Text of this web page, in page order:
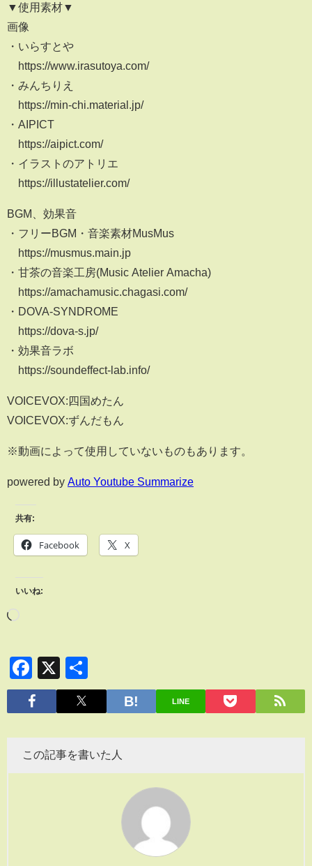
▼使用素材▼
画像
・いらすとや
https://www.irasutoya.com/
・みんちりえ
https://min-chi.material.jp/
・AIPICT
https://aipict.com/
・イラストのアトリエ
https://illustatelier.com/
BGM、効果音
・フリーBGM・音楽素材MusMus
https://musmus.main.jp
・甘茶の音楽工房(Music Atelier Amacha)
https://amachamusic.chagasi.com/
・DOVA-SYNDROME
https://dova-s.jp/
・効果音ラボ
https://soundeffect-lab.info/
VOICEVOX:四国めたん
VOICEVOX:ずんだもん
※動画によって使用していないものもあります。
powered by Auto Youtube Summarize
共有:
Facebook X
いいね:
Facebook
X
有
LINE
この記事を書いた人